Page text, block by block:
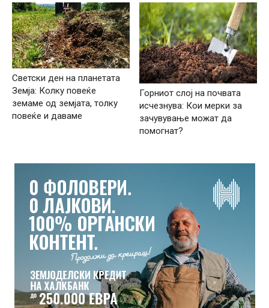
Светски ден на планетата
Земја: Колку повеќе
земаме од земјата, толку
повеќе и даваме
Горниот слој на почвата
исчезнува: Кои мерки за
зачувување можат да
помогнат?